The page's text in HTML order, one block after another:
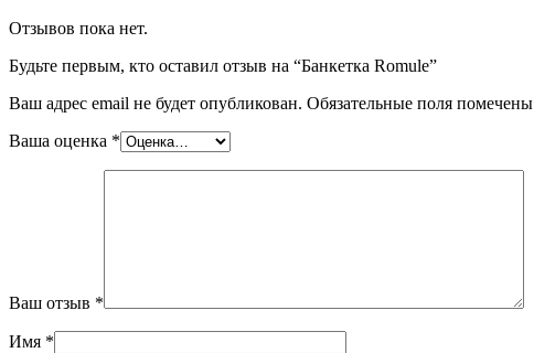
Отзывов пока нет.
Будьте первым, кто оставил отзыв на “Банкетка Romule”
Ваш адрес email не будет опубликован. Обязательные поля помечены
Ваша оценка *
Ваш отзыв *
Имя *